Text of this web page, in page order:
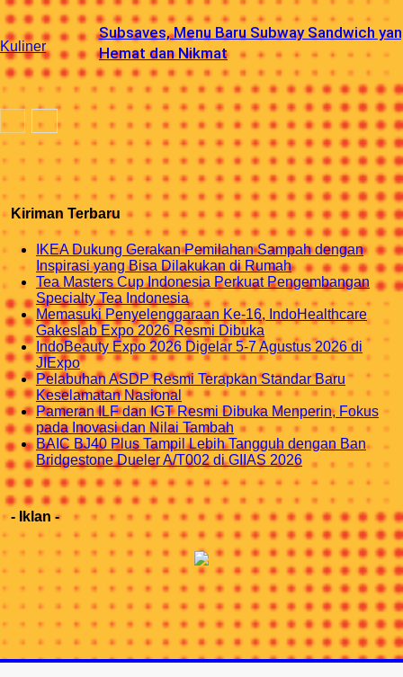
Kuliner
Subsaves, Menu Baru Subway Sandwich
Hemat dan Nikmat
Kiriman Terbaru
IKEA Dukung Gerakan Pemilahan Sampah dengan
Inspirasi yang Bisa Dilakukan di Rumah
Tea Masters Cup Indonesia Perkuat Pengembangan
Specialty Tea Indonesia
Memasuki Penyelenggaraan Ke-16, IndoHealthcare
Gakeslab Expo 2026 Resmi Dibuka
IndoBeauty Expo 2026 Digelar 5-7 Agustus 2026 di
JIExpo
Pelabuhan ASDP Resmi Terapkan Standar Baru
Keselamatan Nasional
Pameran ILF dan IGT Resmi Dibuka Menperin, Fokus
pada Inovasi dan Nilai Tambah
BAIC BJ40 Plus Tampil Lebih Tangguh dengan Ban
Bridgestone Dueler A/T002 di GIIAS 2026
- Iklan -
IKUTI KAMI DI INSTAGRAM
@INDOTRIPNEWS